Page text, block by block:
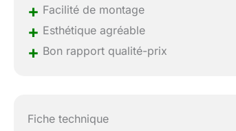
+ Facilité de montage
+ Esthétique agréable
+ Bon rapport qualité-prix
Fiche technique